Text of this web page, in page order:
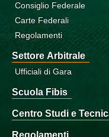
Consiglio Federale
Carte Federali
Regolamenti
Settore Arbitrale
Ufficiali di Gara
Scuola Fibis
Centro Studi e
Regolamenti